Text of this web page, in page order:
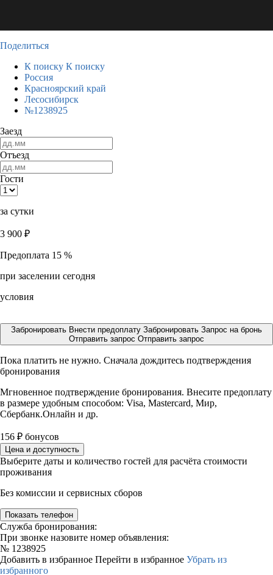
Поделиться
К поиску К поиску
Россия
Красноярский край
Лесосибирск
№1238925
Заезд
Отъезд
Гости
за сутки
3 900 ₽
Предоплата 15 %
при заселении сегодня
условия
Забронировать Внести предоплату Забронировать Запрос на бронь
Отправить запрос Отправить запрос
Пока платить не нужно. Сначала дождитесь подтверждения
бронирования
Мгновенное подтверждение бронирования. Внесите предоплату
в размере удобным способом: Visa, Mastercard, Мир,
Сбербанк.Онлайн и др.
156 ₽ бонусов
Цена и доступность
Выберите даты и количество гостей для расчёта стоимости
проживания
Без комиссии и сервисных сборов
Показать телефон
Служба бронирования:
При звонке назовите номер объявления:
№ 1238925
Добавить в избранное Перейти в избранное Убрать из
избранного